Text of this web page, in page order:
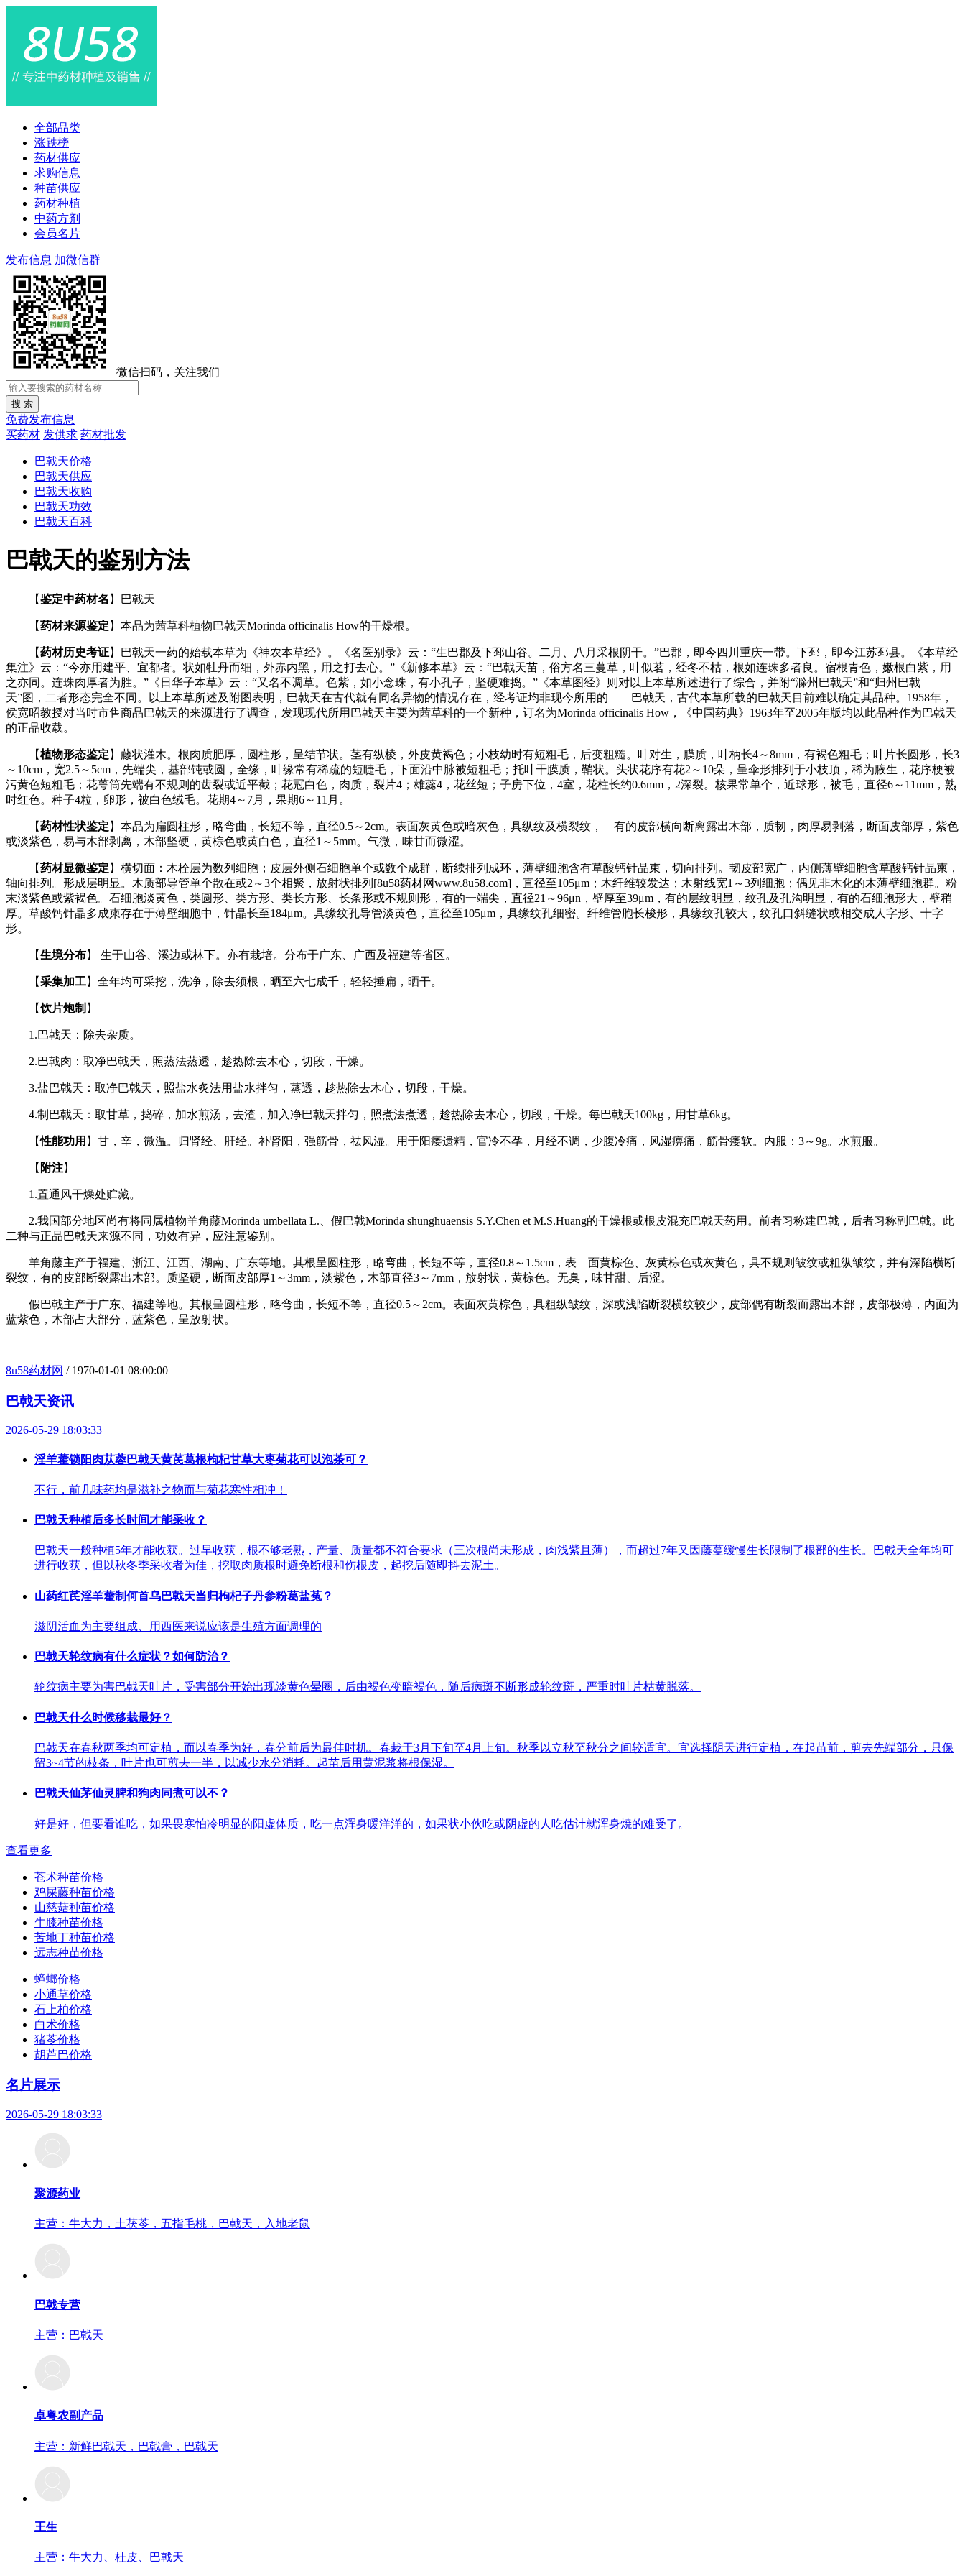
全部品类
涨跌榜
药材供应
求购信息
种苗供应
药材种植
中药方剂
会员名片
发布信息 加微信群
微信扫码，关注我们
免费发布信息
买药材 发供求 药材批发
巴戟天价格
巴戟天供应
巴戟天收购
巴戟天功效
巴戟天百科
巴戟天的鉴别方法
【鉴定中药材名 】巴戟天
【药材来源鉴定 】本品为茜草科植物巴戟天Morinda officinalis How的干燥根。
【药材历史考证】巴戟天一药的始载本草为《神农本草经》。《名医别录》云：“生巴郡及下邳山谷。二月、八月采根阴干。”巴郡，即今四川重庆一带。下邳，即今江苏邳县。《本草经
集注》云：“今亦用建平、宜都者。状如牡丹而细，外赤内黑，用之打去心。”《新修本草》云：“巴戟天苗，俗方名三蔓草，叶似茗，经冬不枯，根如连珠多者良。宿根青色，嫩根白紫，用
之亦同。连珠肉厚者为胜。”《日华子本草》云：“又名不凋草。色紫，如小念珠，有小孔子，坚硬难捣。”《本草图经》则对以上本草所述进行了综合，并附“滁州巴戟天”和“归州巴戟
天”图，二者形态完全不同。以上本草所述及附图表明，巴戟天在古代就有同名异物的情况存在，经考证均非现今所用的 巴戟天，古代本草所载的巴戟天目前难以确定其品种。1958年，
侯宽昭教授对当时市售商品巴戟天的来源进行了调查，发现现代所用巴戟天主要为茜草科的一个新种，订名为Morinda officinalis How，《中国药典》1963年至2005年版均以此品种作为巴戟天
的正品收载。
【植物形态鉴定 】藤状灌木。根肉质肥厚，圆柱形，呈结节状。茎有纵棱，外皮黄褐色；小枝幼时有短粗毛，后变粗糙。叶对生，膜质，叶柄长4～8mm，有褐色粗毛；叶片长圆形，长3
～10cm，宽2.5～5cm，先端尖，基部钝或圆，全缘，叶缘常有稀疏的短睫毛，下面沿中脉被短粗毛；托叶干膜质，鞘状。头状花序有花2～10朵，呈伞形排列于小枝顶，稀为腋生，花序梗被
污黄色短粗毛；花萼筒先端有不规则的齿裂或近平截；花冠白色，肉质，裂片4；雄蕊4，花丝短；子房下位，4室，花柱长约0.6mm，2深裂。核果常单个，近球形，被毛，直径6～11mm，熟
时红色。种子4粒，卵形，被白色绒毛。花期4～7月，果期6～11月。
【药材性状鉴定 】本品为扁圆柱形，略弯曲，长短不等，直径0.5～2cm。表面灰黄色或暗灰色，具纵纹及横裂纹， 有的皮部横向断离露出木部，质韧，肉厚易剥落，断面皮部厚，紫色
或淡紫色，易与木部剥离，木部坚硬，黄棕色或黄白色，直径1～5mm。气微，味甘而微涩。
【药材显微鉴定 】横切面：木栓层为数列细胞；皮层外侧石细胞单个或数个成群，断续排列成环，薄壁细胞含有草酸钙针晶束，切向排列。韧皮部宽广，内侧薄壁细胞含草酸钙针晶柬，
轴向排列。形成层明显。木质部导管单个散在或2～3个相聚，放射状排列 [8u58药材网www.8u58.com] ，直径至105μm；木纤维较发达；木射线宽1～3列细胞；偶见非木化的木薄壁细胞群。粉
末淡紫色或紫褐色。石细胞淡黄色，类圆形、类方形、类长方形、长条形或不规则形，有的一端尖，直径21～96μn，壁厚至39μm，有的层纹明显，纹孔及孔沟明显，有的石细胞形大，壁稍
厚。草酸钙针晶多成柬存在于薄壁细胞中，针晶长至184μm。具缘纹孔导管淡黄色，直径至105μm，具缘纹孔细密。纤维管胞长梭形，具缘纹孔较大，纹孔口斜缝状或相交成人字形、十字
形。
【生境分布】 生于山谷、溪边或林下。亦有栽培。分布于广东、广西及福建等省区。
【采集加工】全年均可采挖，洗净，除去须根，晒至六七成千，轻轻捶扁，晒干。
【饮片炮制 】
1.巴戟天：除去杂质。
2.巴戟肉：取净巴戟天，照蒸法蒸透，趁热除去木心，切段，干燥。
3.盐巴戟天：取净巴戟天，照盐水炙法用盐水拌匀，蒸透，趁热除去木心，切段，干燥。
4.制巴戟天：取甘草，捣碎，加水煎汤，去渣，加入净巴戟天拌匀，照煮法煮透，趁热除去木心，切段，干燥。每巴戟天100kg，用甘草6kg。
【性能功用 】甘，辛，微温。归肾经、肝经。补肾阳，强筋骨，祛风湿。用于阳痿遗精，官冷不孕，月经不调，少腹冷痛，风湿痹痛，筋骨痿软。内服：3～9g。水煎服。
【 附注】
1.置通风干燥处贮藏。
2.我国部分地区尚有将同属植物羊角藤Morinda umbellata L.、假巴戟Morinda shunghuaensis S.Y.Chen et M.S.Huang的干燥根或根皮混充巴戟天药用。前者习称建巴戟，后者习称副巴戟。此
二种与正品巴戟天来源不同，功效有异，应注意鉴别。
羊角藤主产于福建、浙江、江西、湖南、广东等地。其根呈圆柱形，略弯曲，长短不等，直径0.8～1.5cm，表 面黄棕色、灰黄棕色或灰黄色，具不规则皱纹或粗纵皱纹，并有深陷横断
裂纹，有的皮部断裂露出木部。质坚硬，断面皮部厚1～3mm，淡紫色，木部直径3～7mm，放射状，黄棕色。无臭，味甘甜、后涩。
假巴戟主产于广东、福建等地。其根呈圆柱形，略弯曲，长短不等，直径0.5～2cm。表面灰黄棕色，具粗纵皱纹，深或浅陷断裂横纹较少，皮部偶有断裂而露出木部，皮部极薄，内面为
蓝紫色，木部占大部分，蓝紫色，呈放射状。
8u58药材网 / 1970-01-01 08:00:00
巴戟天资讯
2026-05-29 18:03:33
淫羊藿锁阳肉苁蓉巴戟天黄芪葛根枸杞甘草大枣菊花可以泡茶可？
不行，前几味药均是滋补之物而与菊花寒性相冲！
巴戟天种植后多长时间才能采收？
巴戟天一般种植5年才能收获。过早收获，根不够老熟，产量、质量都不符合要求（三次根尚未形成，肉浅紫且薄），而超过7年又因藤蔓缓慢生长限制了根部的生长。巴戟天全年均可
进行收获，但以秋冬季采收者为佳，挖取肉质根时避免断根和伤根皮，起挖后随即抖去泥土。
山药红芪淫羊藿制何首乌巴戟天当归枸杞子丹参粉葛盐菟？
滋阴活血为主要组成、用西医来说应该是生殖方面调理的
巴戟天轮纹病有什么症状？如何防治？
轮纹病主要为害巴戟天叶片，受害部分开始出现淡黄色晕圈，后由褐色变暗褐色，随后病斑不断形成轮纹斑，严重时叶片枯黄脱落。
巴戟天什么时候移栽最好？
巴戟天在春秋两季均可定植，而以春季为好，春分前后为最佳时机。春栽于3月下旬至4月上旬。秋季以立秋至秋分之间较适宜。宜选择阴天进行定植，在起苗前，剪去先端部分，只保
留3~4节的枝条，叶片也可剪去一半，以减少水分消耗。起苗后用黄泥浆将根保湿。
巴戟天仙茅仙灵脾和狗肉同煮可以不？
好是好，但要看谁吃，如果畏寒怕冷明显的阳虚体质，吃一点浑身暖洋洋的，如果状小伙吃或阴虚的人吃估计就浑身焼的难受了。
查看更多
苍术种苗价格
鸡屎藤种苗价格
山慈菇种苗价格
牛膝种苗价格
苦地丁种苗价格
远志种苗价格
蟑螂价格
小通草价格
石上柏价格
白术价格
猪苓价格
胡芦巴价格
名片展示
2026-05-29 18:03:33
聚源药业
主营：牛大力，土茯苓，五指毛桃，巴戟天，入地老鼠
巴戟专营
主营：巴戟天
卓粤农副产品
主营：新鲜巴戟天，巴戟膏，巴戟天
王生
主营：牛大力、桂皮、巴戟天